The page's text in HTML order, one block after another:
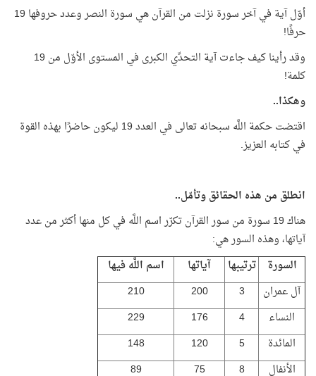
أوّل آية في آخر سورة نزلت من القرآن هي سورة النصر وعدد حروفها 19
حرفًا!
وقد رأينا كيف جاءت آية التحدِّي الكبرى في المستوى الأوّل من 19
كلمة!
وهكذا..
اقتضت حكمة اللَّه سبحانه تعالى في العدد 19 ليكون حاضرًا بهذه القوة
في كتابه العزيز.
انطلق من هذه الحقائق وتأمّل..
هناك 19 سورة من سور القرآن تكرّر اسم اللَّه في كل منها أكثر من عدد
آياتها، وهذه السور هي:
السورة
ترتيبها آياتها
اسم اللَّه فيها
آل عمران
3
200
210
النساء
4
176
229
المائدة
5
120
148
الأنفال
8
75
89